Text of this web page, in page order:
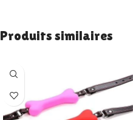
Produits similaires